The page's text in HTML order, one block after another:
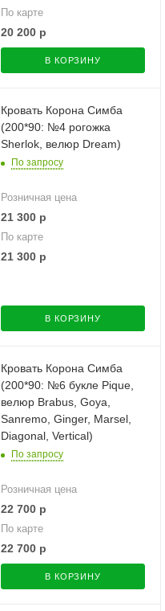
По карте
20 200 р
В КОРЗИНУ
Кровать Корона Симба
(200*90: №4 рогожка
Sherlok, велюр Dream)
По запросу
Розничная цена
21 300 р
По карте
21 300 р
В КОРЗИНУ
Кровать Корона Симба
(200*90: №6 букле Pique,
велюр Brabus, Goya,
Sanremo, Ginger, Marsel,
Diagonal, Vertical)
По запросу
Розничная цена
22 700 р
По карте
22 700 р
В КОРЗИНУ